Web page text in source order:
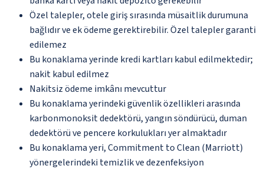
Özel talepler, otele giriş sırasında müsaitlik durumuna
bağlıdır ve ek ödeme gerektirebilir. Özel talepler garanti
edilemez
Bu konaklama yerinde kredi kartları kabul edilmektedir;
nakit kabul edilmez
Nakitsiz ödeme imkânı mevcuttur
Bu konaklama yerindeki güvenlik özellikleri arasında
karbonmonoksit dedektörü, yangın söndürücü, duman
dedektörü ve pencere korkulukları yer almaktadır
Bu konaklama yeri, Commitment to Clean (Marriott)
yönergelerindeki temizlik ve dezenfeksiyon